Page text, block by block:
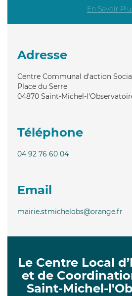
En Savoir
Adresse
Centre Communal d'action
Place du Serre
04870 Saint-Michel-
Téléphone
04 92 76 60 04
Email
mairie.stmichelobs@orange.fr
Le Centre Local
et de
Saint-Michel-